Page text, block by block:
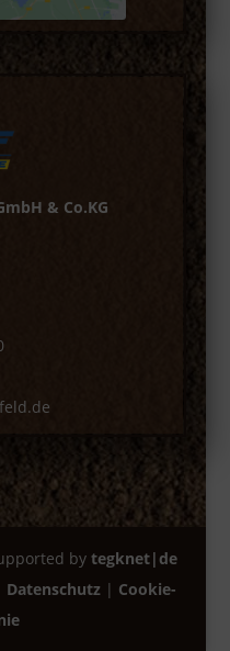
& Co.KG
bytegknet|de
Datenschutz| Cookie-